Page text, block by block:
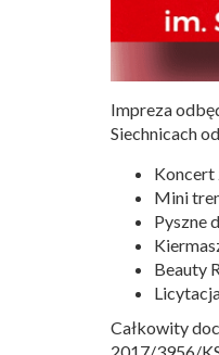
Impreza
Siechnicach
Koncert
Mini
Pyszne
Beauty
Całkowity
2017/3956/